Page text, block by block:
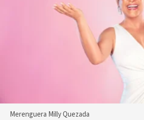
Merenguera Milly Quezada